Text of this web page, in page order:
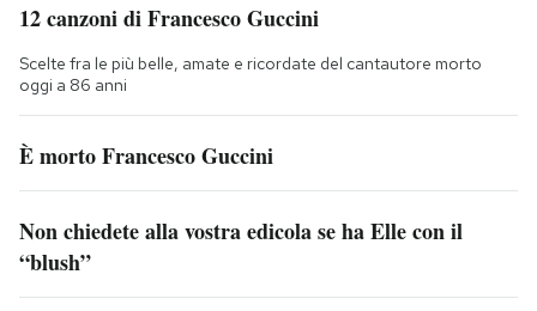
12 canzoni di Francesco Guccini
Scelte fra le più belle, amate e ricordate del cantautore morto
oggi a 86 anni
È morto Francesco Guccini
Non chiedete alla vostra edicola se ha Elle con il
“blush”